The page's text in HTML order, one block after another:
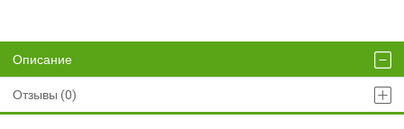
Описание
Отзывы (0)